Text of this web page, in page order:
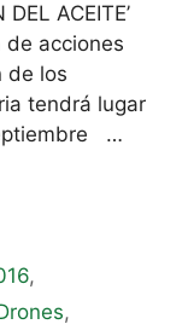
ACEITE’
acciones
de los
tendrá lugar
…
,
,